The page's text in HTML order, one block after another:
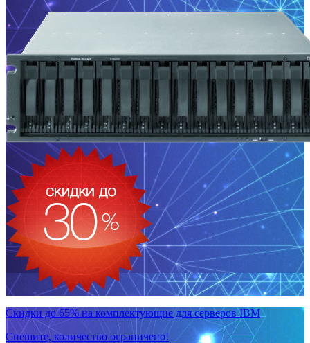
Скидки до 65% на комплектующие для серверов IBM
Спешите, количество ограничено!